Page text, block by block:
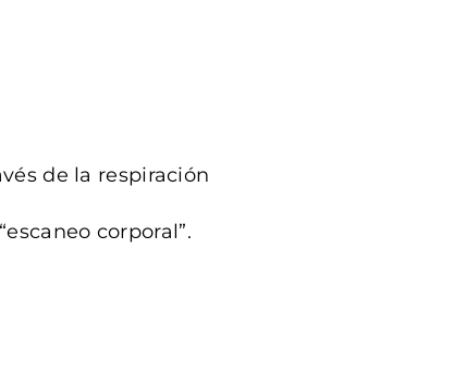
de la respiración
corporal”.